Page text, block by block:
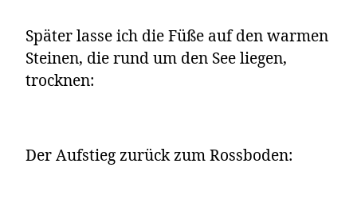
Später lasse ich die Füße auf den warmen
Steinen, die rund um den See liegen,
trocknen:
Der Aufstieg zurück zum Rossboden: